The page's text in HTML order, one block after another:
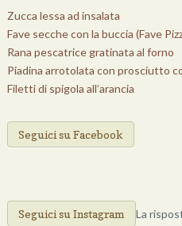
Zucca lessa ad insalata
Fave secche con la buccia (Fave
Rana pescatrice gratinata al forno
Piadina arrotolata con prosciutto
Filetti di spigola all’arancia
Seguici su Facebook
Seguici su Instagram La